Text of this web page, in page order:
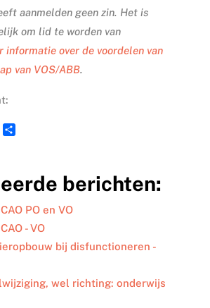
aanmelden geen zin. Het is
om lid te worden van
informatie over de voordelen van
van VOS/ABB.
D
n
berichten:
PO en VO
- VO
bij disfunctioneren -
wel richting: onderwijs